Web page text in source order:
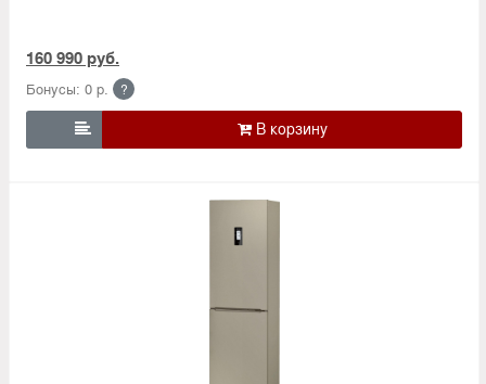
160 990 руб.
Бонусы: 0 р. ?
